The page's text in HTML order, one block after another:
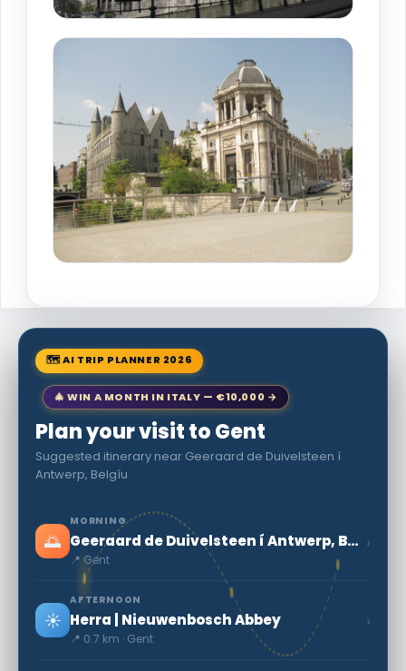
🗺 AI TRIP PLANNER 2026
🎄 WIN A MONTH IN ITALY — €10,000 →
Plan your visit to Gent
Suggested itinerary near Geeraard de Duivelsteen í
Antwerp, Belgíu
🌅
MORNING
Geeraard de Duivelsteen í Antwerp, Belgíu
📍 Gent
›
☀️
AFTERNOON
Herra | Nieuwenbosch Abbey
📍 0.7 km · Gent
›